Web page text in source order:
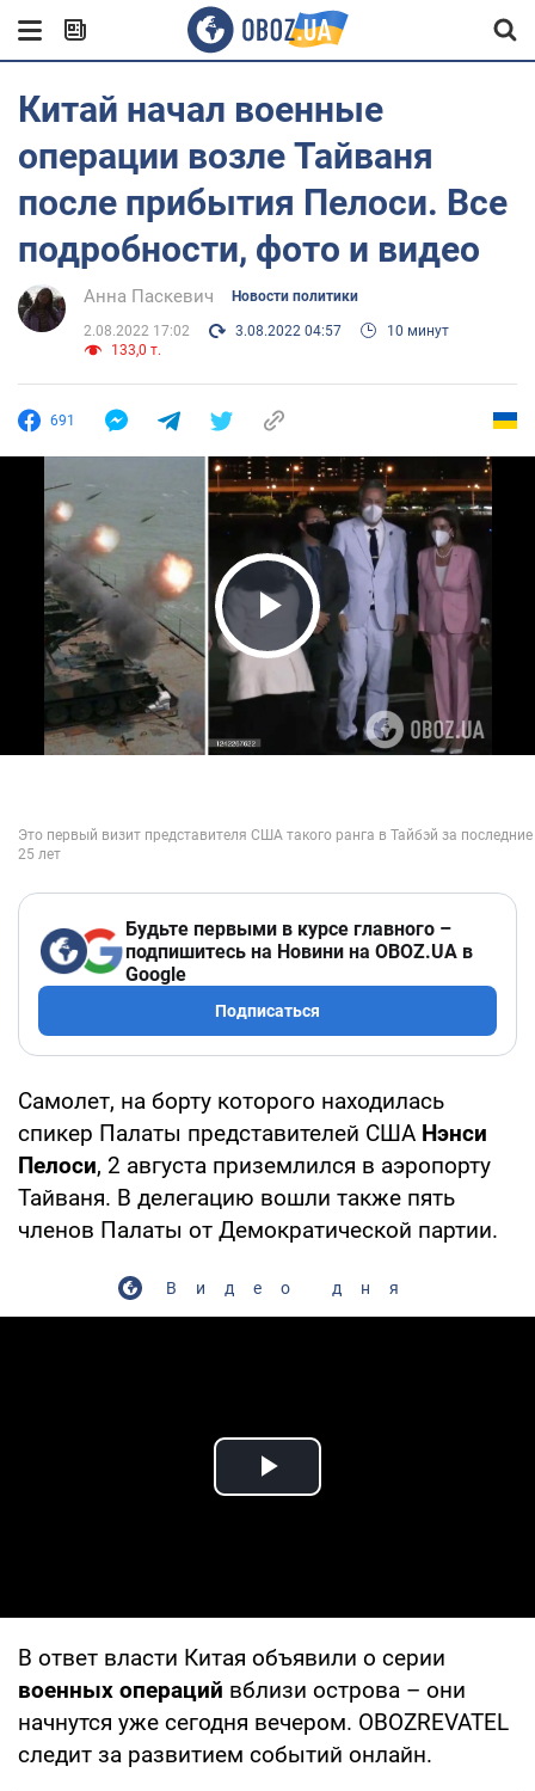
Китай начал военные
операции возле Тайваня
после прибытия Пелоси. Все
подробности, фото и видео
Анна Паскевич Новости политики
2.08.2022 17:02 3.08.2022 04:57
10 минут
133,0 т.
691
Play Video
Будьте первыми в курсе главного –
подпишитесь на Новини на OBOZ.UA в
Google
Подписаться
Самолет, на борту которого находилась
спикер Палаты представителей США Нэнси
Пелоси, 2 августа приземлился в аэропорту
Тайваня. В делегацию вошли также пять
членов Палаты от Демократической партии.
Видео дня
Play Video
В ответ власти Китая объявили о серии
военных операций вблизи острова – они
начнутся уже сегодня вечером. OBOZREVATEL
следит за развитием событий онлайн.